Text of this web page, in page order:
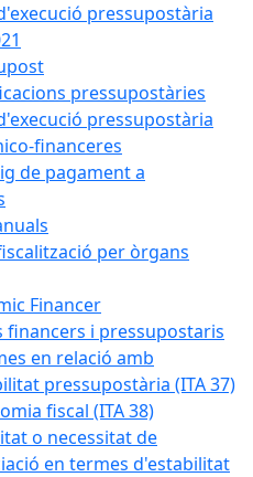
pressupostària
pressupostàries
pressupostària
financeres
de pagament a
per òrgans
Financer
financers i pressupostaris
en relació amb
pressupostària (ITA 37)
fiscal (ITA 38)
o necessitat de
en termes d'estabilitat